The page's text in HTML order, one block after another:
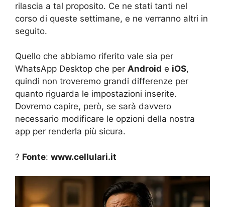
rilascia a tal proposito. Ce ne stati tanti nel
corso di queste settimane, e ne verranno altri in
seguito.
Quello che abbiamo riferito vale sia per
WhatsApp Desktop che per Android e iOS,
quindi non troveremo grandi differenze per
quanto riguarda le impostazioni inserite.
Dovremo capire, però, se sarà davvero
necessario modificare le opzioni della nostra
app per renderla più sicura.
? Fonte: www.cellulari.it